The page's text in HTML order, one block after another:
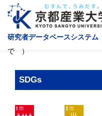
研究者データベースシステム
で ）
SDGs